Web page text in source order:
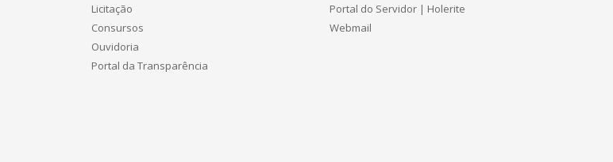
Licitação
Consursos
Ouvidoria
Portal da Transparência
Portal do Servidor | Holerite
Webmail